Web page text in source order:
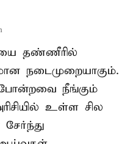
தண்ணீரில்
நடைமுறையாகும்.
போன்றவை நீங்கும்
உள்ள சில